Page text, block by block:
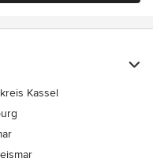
Kassel